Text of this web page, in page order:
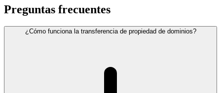
Preguntas frecuentes
¿Cómo funciona la transferencia de propiedad de dominios?